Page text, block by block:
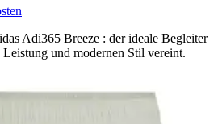
Adi365 Breeze : der ideale Begleiter
und modernen Stil vereint.